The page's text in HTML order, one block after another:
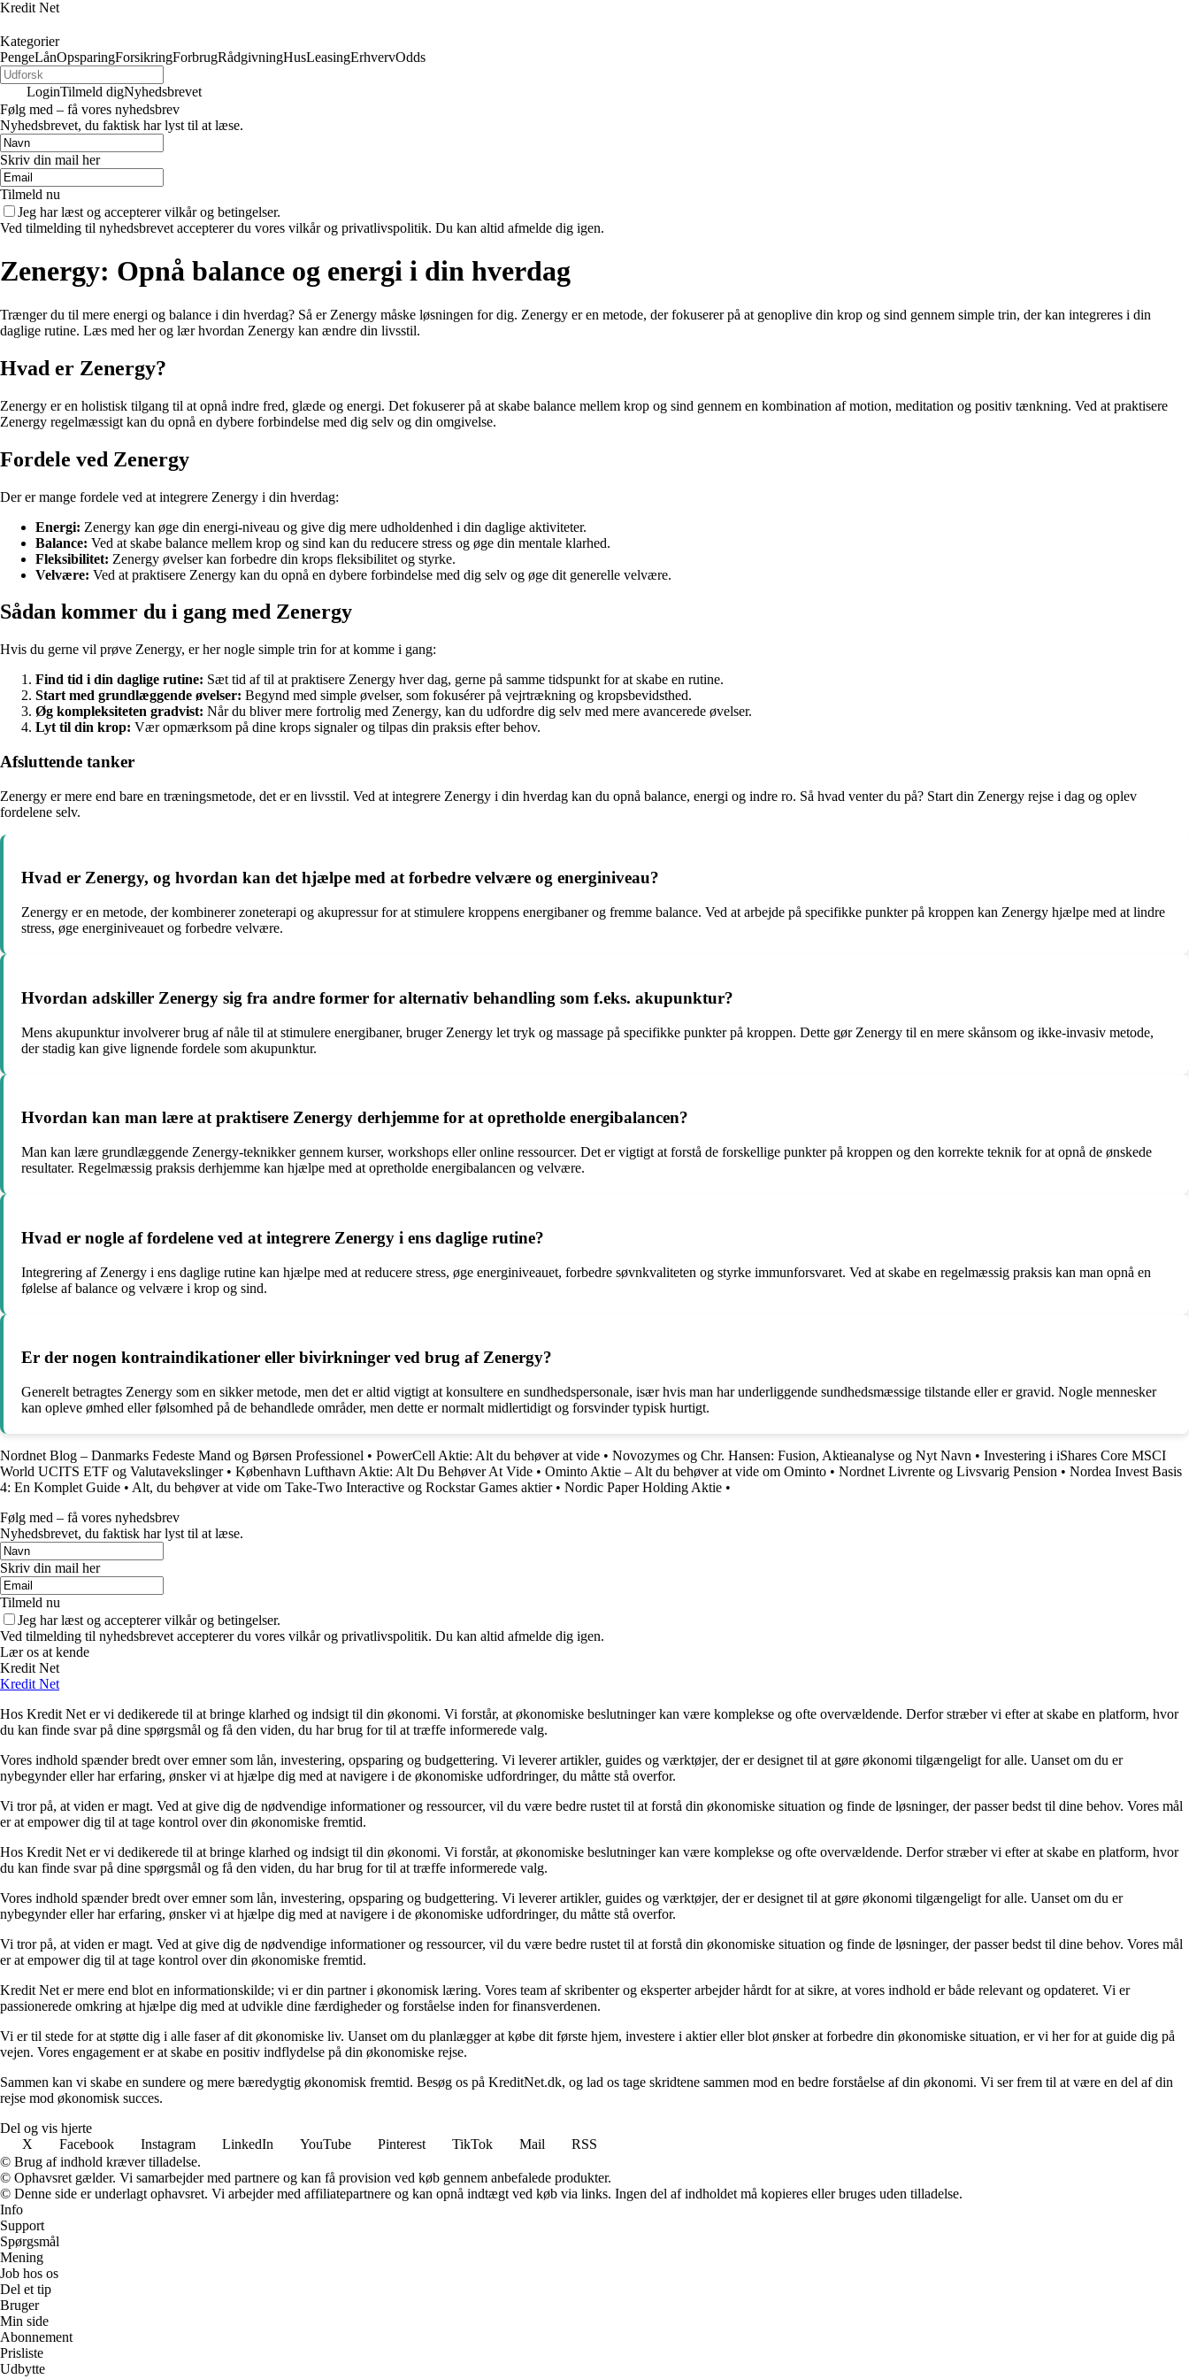
Kredit Net
Kategorier
PengeLånOpsparingForsikringForbrugRådgivningHusLeasingErhvervOdds
LoginTilmeld digNyhedsbrevet
Følg med – få vores nyhedsbrev
Nyhedsbrevet, du faktisk har lyst til at læse.
Skriv din mail her
Tilmeld nu
Jeg har læst og accepterer vilkår og betingelser.
Ved tilmelding til nyhedsbrevet accepterer du vores vilkår og privatlivspolitik. Du kan altid afmelde dig igen.
Zenergy: Opnå balance og energi i din hverdag
Trænger du til mere energi og balance i din hverdag? Så er Zenergy måske løsningen for dig. Zenergy er en metode, der fokuserer på at genoplive din krop og sind gennem simple trin, der kan integreres i din
daglige rutine. Læs med her og lær hvordan Zenergy kan ændre din livsstil.
Hvad er Zenergy?
Zenergy er en holistisk tilgang til at opnå indre fred, glæde og energi. Det fokuserer på at skabe balance mellem krop og sind gennem en kombination af motion, meditation og positiv tænkning. Ved at praktisere
Zenergy regelmæssigt kan du opnå en dybere forbindelse med dig selv og din omgivelse.
Fordele ved Zenergy
Der er mange fordele ved at integrere Zenergy i din hverdag:
Energi: Zenergy kan øge din energi-niveau og give dig mere udholdenhed i din daglige aktiviteter.
Balance: Ved at skabe balance mellem krop og sind kan du reducere stress og øge din mentale klarhed.
Fleksibilitet: Zenergy øvelser kan forbedre din krops fleksibilitet og styrke.
Velvære: Ved at praktisere Zenergy kan du opnå en dybere forbindelse med dig selv og øge dit generelle velvære.
Sådan kommer du i gang med Zenergy
Hvis du gerne vil prøve Zenergy, er her nogle simple trin for at komme i gang:
Find tid i din daglige rutine: Sæt tid af til at praktisere Zenergy hver dag, gerne på samme tidspunkt for at skabe en rutine.
Start med grundlæggende øvelser: Begynd med simple øvelser, som fokusérer på vejrtrækning og kropsbevidsthed.
Øg kompleksiteten gradvist: Når du bliver mere fortrolig med Zenergy, kan du udfordre dig selv med mere avancerede øvelser.
Lyt til din krop: Vær opmærksom på dine krops signaler og tilpas din praksis efter behov.
Afsluttende tanker
Zenergy er mere end bare en træningsmetode, det er en livsstil. Ved at integrere Zenergy i din hverdag kan du opnå balance, energi og indre ro. Så hvad venter du på? Start din Zenergy rejse i dag og oplev
fordelene selv.
Hvad er Zenergy, og hvordan kan det hjælpe med at forbedre velvære og energiniveau?
Zenergy er en metode, der kombinerer zoneterapi og akupressur for at stimulere kroppens energibaner og fremme balance. Ved at arbejde på specifikke punkter på kroppen kan Zenergy hjælpe med at lindre
stress, øge energiniveauet og forbedre velvære.
Hvordan adskiller Zenergy sig fra andre former for alternativ behandling som f.eks. akupunktur?
Mens akupunktur involverer brug af nåle til at stimulere energibaner, bruger Zenergy let tryk og massage på specifikke punkter på kroppen. Dette gør Zenergy til en mere skånsom og ikke-invasiv metode,
der stadig kan give lignende fordele som akupunktur.
Hvordan kan man lære at praktisere Zenergy derhjemme for at opretholde energibalancen?
Man kan lære grundlæggende Zenergy-teknikker gennem kurser, workshops eller online ressourcer. Det er vigtigt at forstå de forskellige punkter på kroppen og den korrekte teknik for at opnå de ønskede
resultater. Regelmæssig praksis derhjemme kan hjælpe med at opretholde energibalancen og velvære.
Hvad er nogle af fordelene ved at integrere Zenergy i ens daglige rutine?
Integrering af Zenergy i ens daglige rutine kan hjælpe med at reducere stress, øge energiniveauet, forbedre søvnkvaliteten og styrke immunforsvaret. Ved at skabe en regelmæssig praksis kan man opnå en
følelse af balance og velvære i krop og sind.
Er der nogen kontraindikationer eller bivirkninger ved brug af Zenergy?
Generelt betragtes Zenergy som en sikker metode, men det er altid vigtigt at konsultere en sundhedspersonale, især hvis man har underliggende sundhedsmæssige tilstande eller er gravid. Nogle mennesker
kan opleve ømhed eller følsomhed på de behandlede områder, men dette er normalt midlertidigt og forsvinder typisk hurtigt.
Nordnet Blog – Danmarks Fedeste Mand og Børsen Professionel • PowerCell Aktie: Alt du behøver at vide • Novozymes og Chr. Hansen: Fusion, Aktieanalyse og Nyt Navn • Investering i iShares Core MSCI
World UCITS ETF og Valutavekslinger• København Lufthavn Aktie: Alt Du Behøver At Vide • Ominto Aktie – Alt du behøver at vide om Ominto • Nordnet Livrente og Livsvarig Pension • Nordea Invest Basis
4: En Komplet Guide • Alt, du behøver at vide om Take-Two Interactive og Rockstar Games aktier• Nordic Paper Holding Aktie •
Følg med – få vores nyhedsbrev
Nyhedsbrevet, du faktisk har lyst til at læse.
Skriv din mail her
Tilmeld nu
Jeg har læst og accepterer vilkår og betingelser.
Ved tilmelding til nyhedsbrevet accepterer du vores vilkår og privatlivspolitik. Du kan altid afmelde dig igen.
Lær os at kende
Kredit Net
Kredit Net
Hos Kredit Net er vi dedikerede til at bringe klarhed og indsigt til din økonomi. Vi forstår, at økonomiske beslutninger kan være komplekse og ofte overvældende. Derfor stræber vi efter at skabe en platform, hvor
du kan finde svar på dine spørgsmål og få den viden, du har brug for til at træffe informerede valg.
Vores indhold spænder bredt over emner som lån, investering, opsparing og budgettering. Vi leverer artikler, guides og værktøjer, der er designet til at gøre økonomi tilgængeligt for alle. Uanset om du er
nybegynder eller har erfaring, ønsker vi at hjælpe dig med at navigere i de økonomiske udfordringer, du måtte stå overfor.
Vi tror på, at viden er magt. Ved at give dig de nødvendige informationer og ressourcer, vil du være bedre rustet til at forstå din økonomiske situation og finde de løsninger, der passer bedst til dine behov. Vores mål
er at empower dig til at tage kontrol over din økonomiske fremtid.
Hos Kredit Net er vi dedikerede til at bringe klarhed og indsigt til din økonomi. Vi forstår, at økonomiske beslutninger kan være komplekse og ofte overvældende. Derfor stræber vi efter at skabe en platform, hvor
du kan finde svar på dine spørgsmål og få den viden, du har brug for til at træffe informerede valg.
Vores indhold spænder bredt over emner som lån, investering, opsparing og budgettering. Vi leverer artikler, guides og værktøjer, der er designet til at gøre økonomi tilgængeligt for alle. Uanset om du er
nybegynder eller har erfaring, ønsker vi at hjælpe dig med at navigere i de økonomiske udfordringer, du måtte stå overfor.
Vi tror på, at viden er magt. Ved at give dig de nødvendige informationer og ressourcer, vil du være bedre rustet til at forstå din økonomiske situation og finde de løsninger, der passer bedst til dine behov. Vores mål
er at empower dig til at tage kontrol over din økonomiske fremtid.
Kredit Net er mere end blot en informationskilde; vi er din partner i økonomisk læring. Vores team af skribenter og eksperter arbejder hårdt for at sikre, at vores indhold er både relevant og opdateret. Vi er
passionerede omkring at hjælpe dig med at udvikle dine færdigheder og forståelse inden for finansverdenen.
Vi er til stede for at støtte dig i alle faser af dit økonomiske liv. Uanset om du planlægger at købe dit første hjem, investere i aktier eller blot ønsker at forbedre din økonomiske situation, er vi her for at guide dig på
vejen. Vores engagement er at skabe en positiv indflydelse på din økonomiske rejse.
Sammen kan vi skabe en sundere og mere bæredygtig økonomisk fremtid. Besøg os på KreditNet.dk, og lad os tage skridtene sammen mod en bedre forståelse af din økonomi. Vi ser frem til at være en del af din
rejse mod økonomisk succes.
Del og vis hjerte
X
Facebook Instagram LinkedIn YouTube Pinterest TikTok Mail
RSS
© Brug af indhold kræver tilladelse.
© Ophavsret gælder. Vi samarbejder med partnere og kan få provision ved køb gennem anbefalede produkter.
© Denne side er underlagt ophavsret. Vi arbejder med affiliatepartnere og kan opnå indtægt ved køb via links. Ingen del af indholdet må kopieres eller bruges uden tilladelse.
Info
Support
Spørgsmål
Mening
Job hos os
Del et tip
Bruger
Min side
Abonnement
Prisliste
Udbytte